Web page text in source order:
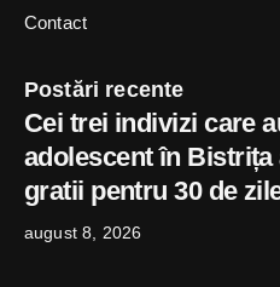
Contact
Postări recente
Cei trei indivizi care
adolescent în
gratii pentru 30 de
august 8, 2026